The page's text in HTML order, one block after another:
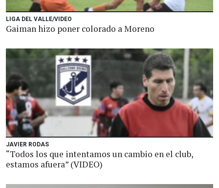
LIGA DEL VALLE/VIDEO
Gaiman hizo poner colorado a Moreno
JAVIER RODAS
“Todos los que intentamos un cambio en el club,
estamos afuera” (VIDEO)